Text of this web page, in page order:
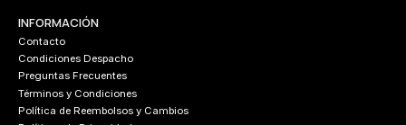
INFORMACIÓN
Contacto
Condiciones Despacho
Preguntas Frecuentes
Términos y Condiciones
Política de Reembolsos y Cambios